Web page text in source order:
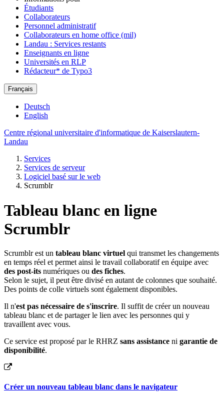
Étudiants
Collaborateurs
Personnel administratif
Collaborateurs en home office (mil)
Landau : Services restants
Enseignants en ligne
Universités en RLP
Rédacteur* de Typo3
Français
Deutsch
English
Centre régional universitaire d'informatique de Kaiserslautern-
Landau
Services
Services de serveur
Logiciel basé sur le web
Scrumblr
Tableau blanc en ligne
Scrumblr
Scrumblr est un tableau blanc virtuel qui transmet les changements
en temps réel et permet ainsi le travail collaboratif en équipe avec
des post-its numériques ou des fiches.
Selon le sujet, il peut être divisé en autant de colonnes que souhaité.
Des points de colle virtuels sont également disponibles.
Il n'est pas nécessaire de s'inscrire. Il suffit de créer un nouveau
tableau blanc et de partager le lien avec les personnes qui y
travaillent avec vous.
Ce service est proposé par le RHRZ sans assistance ni garantie de
disponibilité.
Créer un nouveau tableau blanc dans le navigateur